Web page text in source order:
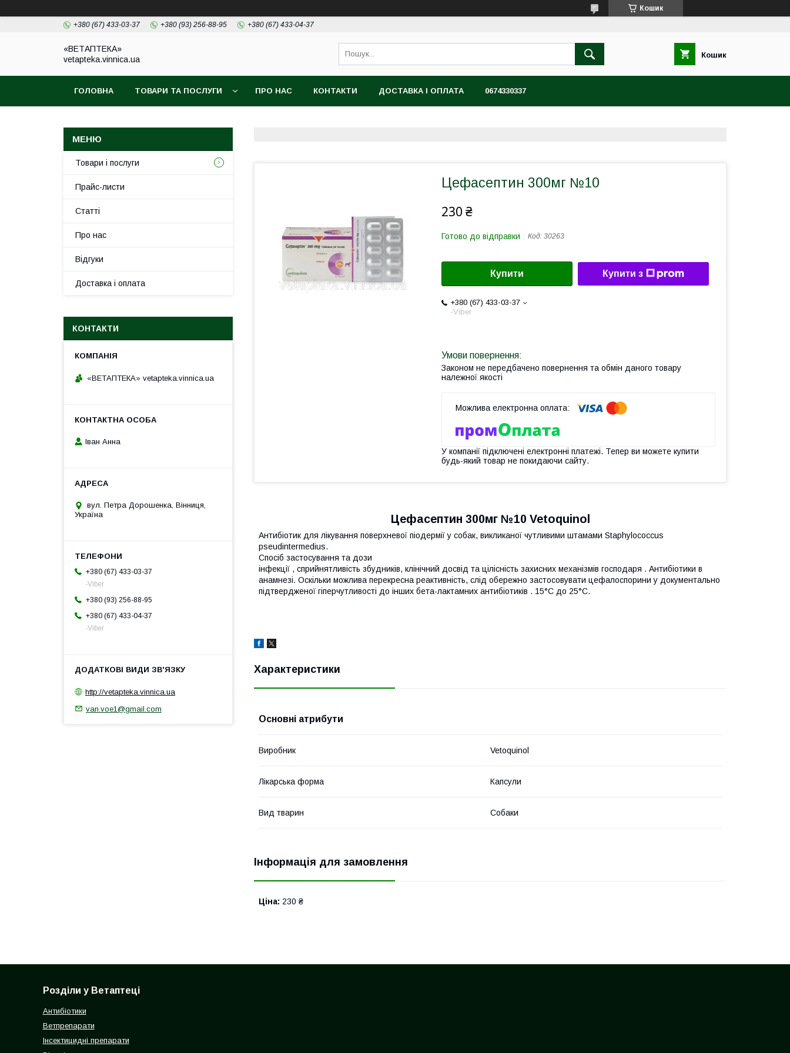
Кошик
+380 (67) 433-03-37 +380 (93) 256-88-95 +380 (67) 433-04-37
«ВЕТАПТЕКА»
vetapteka.vinnica.ua
Кошик
ГОЛОВНА ТОВАРИ ТА ПОСЛУГИ ПРО НАС КОНТАКТИ ДОСТАВКА І ОПЛАТА 0674330337
Цефасептин 300мг №10
230 ₴
Готово до відправки Код: 30263
Купити Купити з
+380 (67) 433-03-37
-Viber
Законом не передбачено повернення та обмін даного товару
належної якості
У компанії підключені електронні платежі. Тепер ви можете купити
будь-який товар не покидаючи сайту.
Цефасептин 300мг №10 Vetoquinol
Антибіотик для лікування поверхневої піодермії у собак, викликаної чутливими штамами Staphylococcus
pseudintermedius.
Спосіб застосування та дози
інфекції , сприйнятливість збудників, клінічний досвід та цілісність захисних механізмів господаря . Антибіотики в
анамнезі. Оскільки можлива перекресна реактивність, слід обережно застосовувати цефалоспорини у документально
підтвердженої гіперчутливості до інших бета-лактамних антибіотиків . 15°C до 25°C.
Характеристики
Основні атрибути
Виробник Vetoquinol
Лікарська форма Капсули
Вид тварин Собаки
Інформація для замовлення
Ціна: 230 ₴
Товари і послуги
Прайс-листи
Статті
Про нас
Відгуки
Доставка і оплата
КОНТАКТИ
«ВЕТАПТЕКА» vetapteka.vinnica.ua
Іван Анна
вул. Петра Дорошенка, Вінниця,
Україна
+380 (67) 433-03-37
-Viber
+380 (93) 256-88-95
+380 (67) 433-04-37
-Viber
http://vetapteka.vinnica.ua
van.voe1@gmail.com
Розділи у Ветаптеці
Антибіотики
Ветпрепарати
Інсектицидні препарати